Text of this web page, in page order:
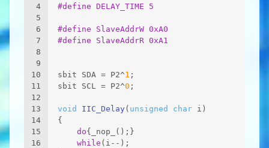
4
5
6
7
8
9
10
11
12
13
14
15
16
#define DELAY_TIME 5
#define SlaveAddrW 0xA0
#define SlaveAddrR 0xA1
sbit SDA = P2^1 ;
sbit SCL = P2^0 ;
void IIC_Delay ( unsigned char i)
{
do{_nop_();}
while (i--);